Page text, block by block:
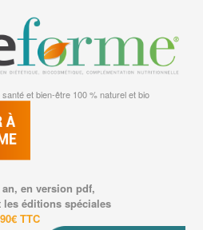
et bien-être 100 % naturel et bio
en version pdf,
éditions spéciales
TTC